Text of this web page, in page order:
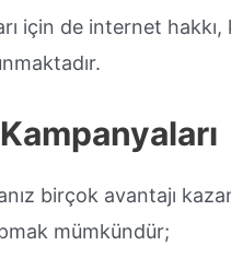
için de internet
birçok avantajı
mümkündür;